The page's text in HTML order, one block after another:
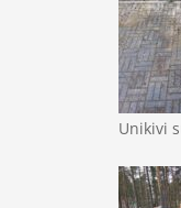
Unikivi